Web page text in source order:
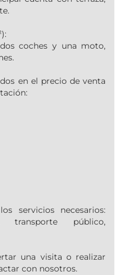
coches y una moto,
en el precio de venta
servicios necesarios:
transporte público,
una visita o realizar
con nosotros.